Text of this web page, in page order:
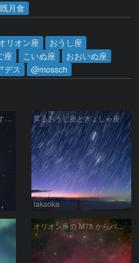
月食
リオン座
おうし座
座 こいぬ座
おおいぬ座
デス @mossch
M45 プレアデス星団 すばる 昇るおうし座とぎょしゃ座
takaoka
オリオン座の M78 からバーナードループをまたいで LDN1622あたり